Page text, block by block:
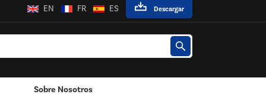
Descargar
EN FR ES
Sobre Nosotros